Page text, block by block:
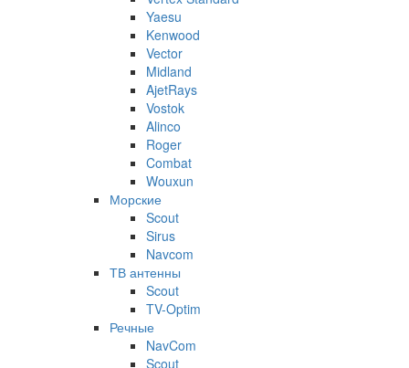
Yaesu
Kenwood
Vector
Midland
AjetRays
Vostok
Alinco
Roger
Combat
Wouxun
Морские
Scout
Sirus
Navcom
ТВ антенны
Scout
TV-Optim
Речные
NavCom
Scout